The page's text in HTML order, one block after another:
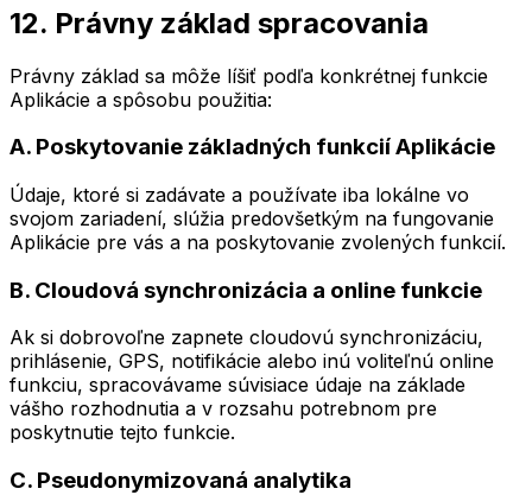
12. Právny základ spracovania
Právny základ sa môže líšiť podľa konkrétnej funkcie
Aplikácie a spôsobu použitia:
A. Poskytovanie základných funkcií Aplikácie
Údaje, ktoré si zadávate a používate iba lokálne vo
svojom zariadení, slúžia predovšetkým na fungovanie
Aplikácie pre vás a na poskytovanie zvolených funkcií.
B. Cloudová synchronizácia a online funkcie
Ak si dobrovoľne zapnete cloudovú synchronizáciu,
prihlásenie, GPS, notifikácie alebo inú voliteľnú online
funkciu, spracovávame súvisiace údaje na základe
vášho rozhodnutia a v rozsahu potrebnom pre
poskytnutie tejto funkcie.
C. Pseudonymizovaná analytika